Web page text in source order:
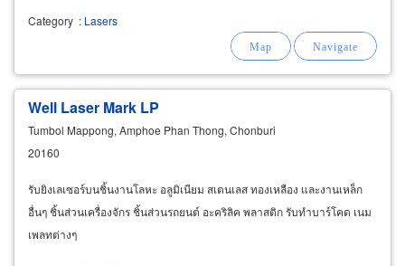
Category : Lasers
Well Laser Mark LP
Tumbol Mappong, Amphoe Phan Thong, Chonburi
20160
รับยิงเลเซอร์บนชิ้นงานโลหะ อลูมิเนียม สเตนเลส ทองเหลือง และงานเหล็ก
อื่นๆ ชิ้นส่วนเครื่องจักร ชิ้นส่วนรถยนต์ อะคริลิค พลาสติก รับทำบาร์โคด เนม
เพลทต่างๆ